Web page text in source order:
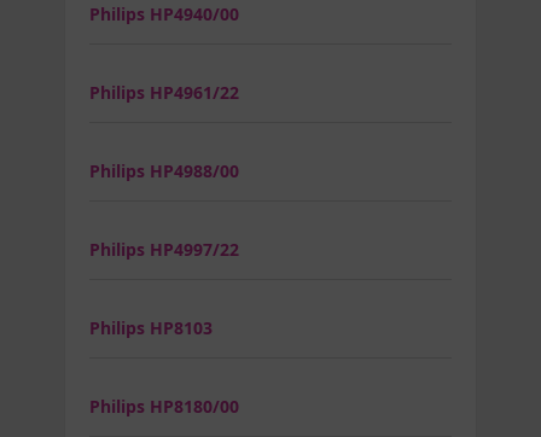
Philips HP4940/00
Philips HP4961/22
Philips HP4988/00
Philips HP4997/22
Philips HP8103
Philips HP8180/00